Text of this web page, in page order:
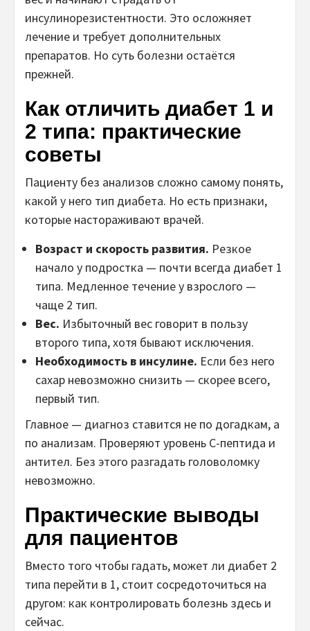
инсулинорезистентности. Это осложняет
лечение и требует дополнительных
препаратов. Но суть болезни остаётся
прежней.
Как отличить диабет 1 и
2 типа: практические
советы
Пациенту без анализов сложно самому понять,
какой у него тип диабета. Но есть признаки,
которые настораживают врачей.
Возраст и скорость развития. Резкое
начало у подростка — почти всегда диабет 1
типа. Медленное течение у взрослого —
чаще 2 тип.
Вес. Избыточный вес говорит в пользу
второго типа, хотя бывают исключения.
Необходимость в инсулине. Если без него
сахар невозможно снизить — скорее всего,
первый тип.
Главное — диагноз ставится не по догадкам, а
по анализам. Проверяют уровень С-пептида и
антител. Без этого разгадать головоломку
невозможно.
Практические выводы
для пациентов
Вместо того чтобы гадать, может ли диабет 2
типа перейти в 1, стоит сосредоточиться на
другом: как контролировать болезнь здесь и
сейчас.